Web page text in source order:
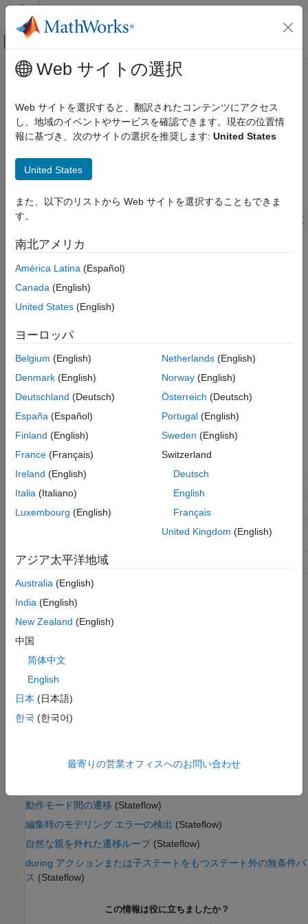
コンテンツへスキップ
オフキャンバス ナビゲーション メ
ドキュメンテーションのホーム
シミュレーション
シミュレーションのテストとデバッグ
自然な親を外れた遷移
説明
推奨設定
参考
メインコンテンツ
自然な親を外れた遷移
自然な親を外れた遷移が検出された場合に行う診断アクション
説明
[自然な親を外れた遷移]パラメーターは、チャートに親ステート
またはジャンクションの外部でループする遷移が含まれる場合に
設定
警告(既定値) |なし
なし
警告
警告が表示されます。
エラーが表示され、シミュレーションが停止します。
推奨設定
アプリケーション
トレーサビリティ
影響なし
影響なし (シミュレーション時)
(量産コード生成時)
安全対策
プログラムでの使用
パラメーター: SFTransitionOutsideNaturalParentDiag
値:
既定の設定:
バージョン履歴
トピック
動作モード間の遷移 (Stateflow)
編集時のモデリング エラーの検出 (Stateflow)
自然な親を外れた遷移ループ(Stateflow)
during アクションまたは子ステートをもつステート外の無条件パ
ス (Stateflow)
この情報は役に立ちましたか？
Web サイトの選択
Web サイトを選択すると、翻訳されたコンテンツにアクセス
し、地域のイベントやサービスを確認できます。現在の位置情
報に基づき、次のサイトの選択を推奨します: United States
United States
また、以下のリストから Web サイトを選択することもできま
す。
南北アメリカ
América Latina (Español)
Canada (English)
United States (English)
ヨーロッパ
Belgium (English)
Denmark (English)
Deutschland (Deutsch)
España (Español)
Finland (English)
France (Français)
Ireland (English)
Italia (Italiano)
Luxembourg (English)
Netherlands(English)
Norway(English)
Österreich (Deutsch)
Portugal(English)
Sweden (English)
Switzerland
Deutsch
English
Français
United Kingdom (English)
アジア太平洋地域
Australia (English)
India (English)
New Zealand (English)
中国
简体中文
English
日本 (日本語)
한국 (한국어)
最寄りの営業オフィスへのお問い合わせ